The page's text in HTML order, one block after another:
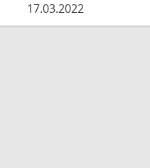
17.03.2022